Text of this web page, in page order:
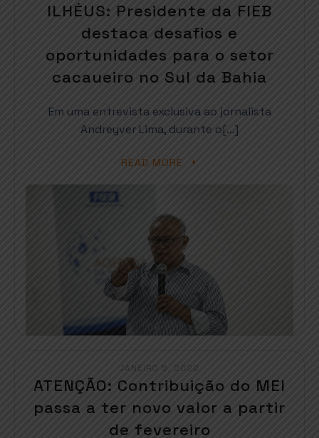
ILHÉUS: Presidente da FIEB
destaca desafios e
oportunidades para o setor
cacaueiro no Sul da Bahia
Em uma entrevista exclusiva ao jornalista
Andreyver Lima, durante o[…]
READ MORE
JANEIRO 5, 2022
ATENÇÃO: Contribuição do MEI
passa a ter novo valor a partir
de fevereiro